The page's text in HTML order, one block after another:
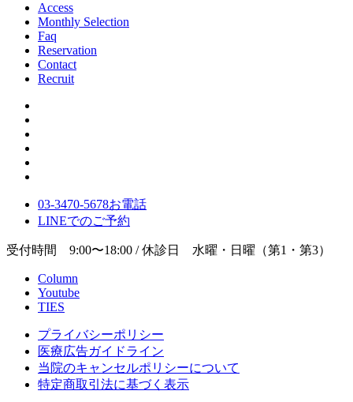
Access
Monthly Selection
Faq
Reservation
Contact
Recruit
03-3470-5678お電話
LINEでのご予約
受付時間 9:00〜18:00 / 休診日 水曜・日曜（第1・第3）
Column
Youtube
TIES
プライバシーポリシー
医療広告ガイドライン
当院のキャンセルポリシーについて
特定商取引法に基づく表示